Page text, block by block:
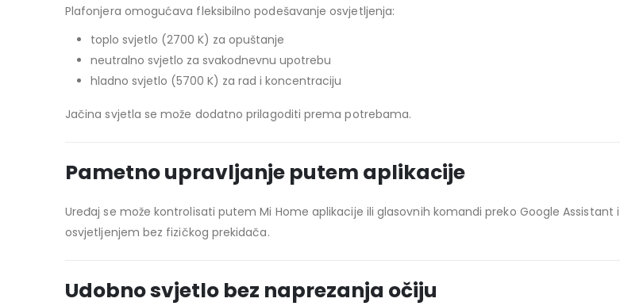
Plafonjera omogućava fleksibilno podešavanje osvjetljenja:
toplo svjetlo (2700 K) za opuštanje
neutralno svjetlo za svakodnevnu upotrebu
hladno svjetlo (5700 K) za rad i koncentraciju
Jačina svjetla se može dodatno prilagoditi prema potrebama.
Pametno upravljanje putem aplikacije
Uređaj se može kontrolisati putemMi Home aplikacije ili glasovnih komandi preko Google Assistant
osvjetljenjem bez fizičkog prekidača.
Udobno svjetlo bez naprezanja očiju